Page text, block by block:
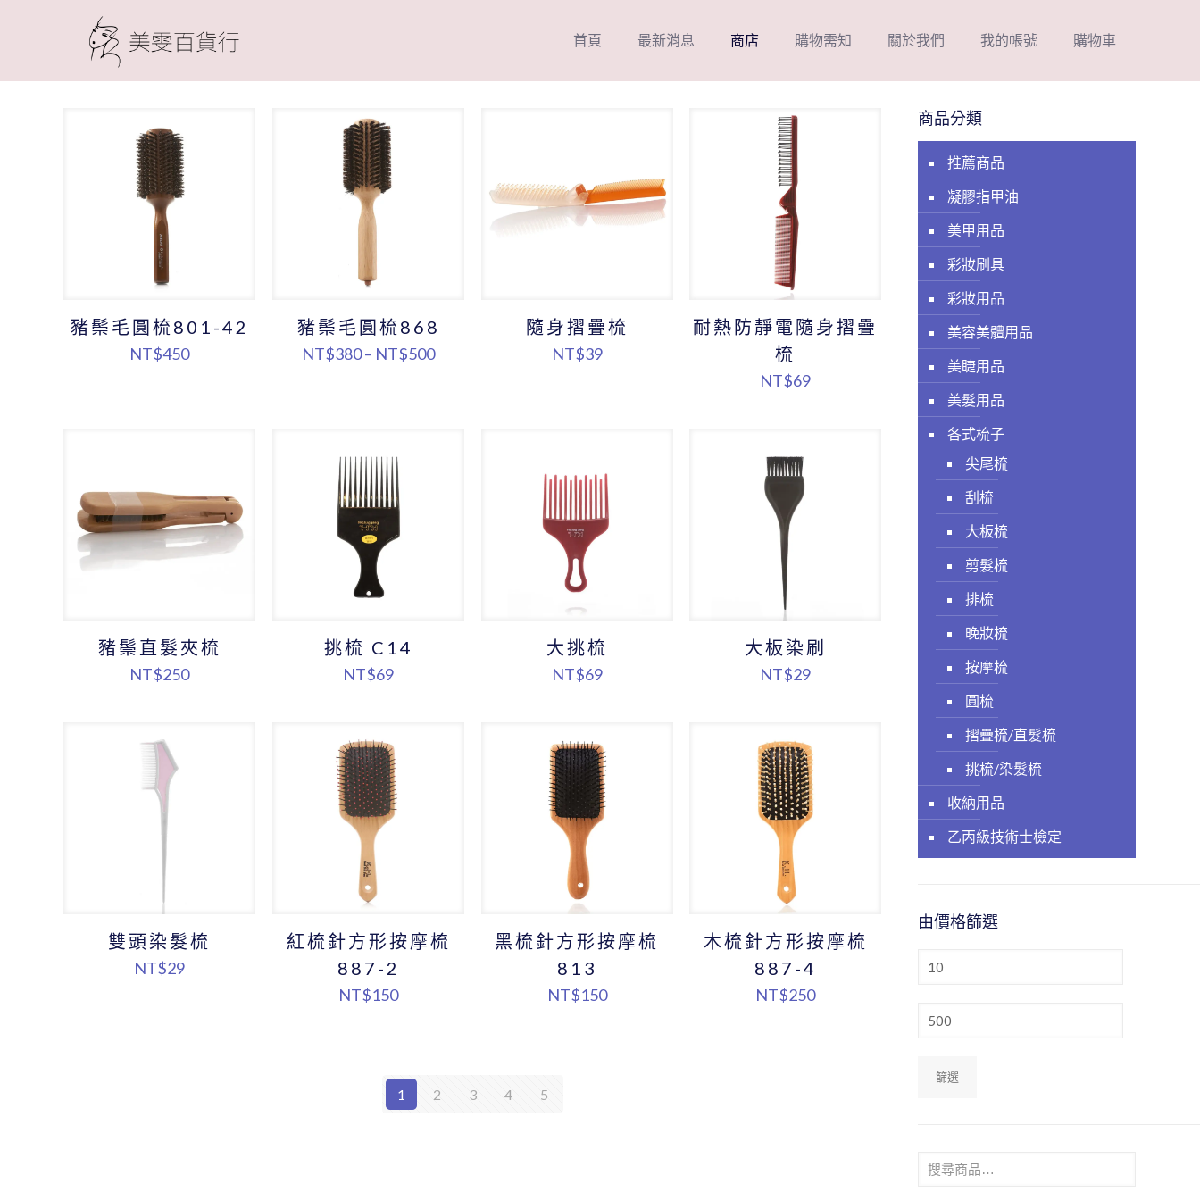
首頁 最新消息 商店 購物需知 關於我們 我的帳號 購物車
豬鬃毛圓梳801-42
NT$450
豬鬃毛圓梳868
NT$380– NT$500價
隨身摺疊梳
NT$39
耐熱防靜電隨身摺疊
梳
NT$69
豬鬃直髮夾梳
NT$250
挑梳 C14
NT$69
大挑梳
NT$69
大板染刷
NT$29
雙頭染髮梳
NT$29
紅梳針方形按摩梳
887-2
NT$150
黑梳針方形按摩梳
813
NT$150
木梳針方形按摩梳
887-4
NT$250
1 2 3 4 5
商品分類
推薦商品
凝膠指甲油
美甲用品
彩妝刷具
彩妝用品
美容美體用品
美睫用品
美髮用品
各式梳子
尖尾梳
刮梳
大板梳
剪髮梳
排梳
晚妝梳
按摩梳
圓梳
摺疊梳/直髮梳
挑梳/染髮梳
收納用品
乙丙級技術士檢定
由價格篩選
篩選